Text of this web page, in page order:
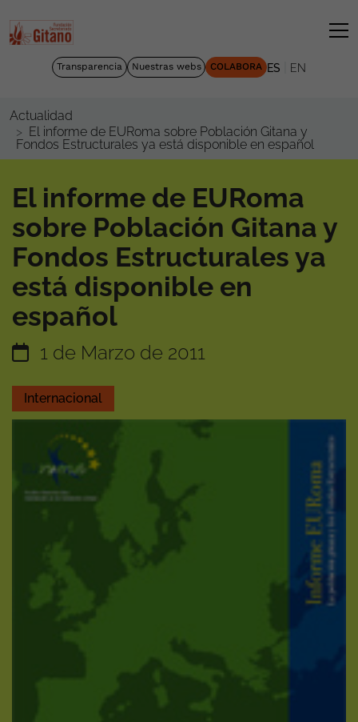
Transparencia Nuestras webs COLABORA ES EN
Actualidad
El informe de EURoma sobre Población Gitana y
Fondos Estructurales ya está disponible en español
El informe de EURoma
sobre Población Gitana y
Fondos Estructurales ya
está disponible en
español
1 de Marzo de 2011
Internacional